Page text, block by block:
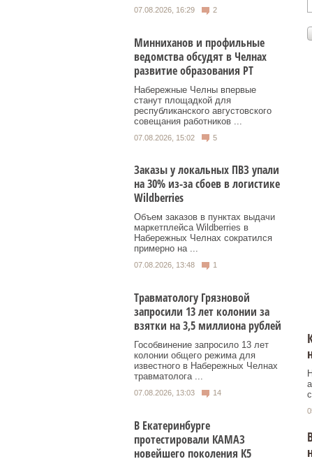
07.08.2026, 16:29 2
Минниханов и профильные
ведомства обсудят в Челнах
развитие образования РТ
Набережные Челны впервые
станут площадкой для
республиканского августовского
совещания работников ...
07.08.2026, 15:02 5
Заказы у локальных ПВЗ упали
на 30% из-за сбоев в логистике
Wildberries
Объем заказов в пунктах выдачи
маркетплейса Wildberries в
Набережных Челнах сократился
примерно на ...
07.08.2026, 13:48 1
Травматологу Грязновой
запросили 13 лет колонии за
взятки на 3,5 миллиона рублей
Гособвинение запросило 13 лет
колонии общего режима для
известного в Набережных Челнах
травматолога ...
07.08.2026, 13:03 14
В Екатеринбурге
протестировали КАМАЗ
новейшего поколения К5